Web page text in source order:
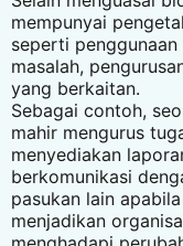
mempunyai
seperti
masalah,
yang berkaitan.
Sebagai contoh,
mahir mengurus
menyediakan
berkomunikasi
pasukan lain
menjadikan